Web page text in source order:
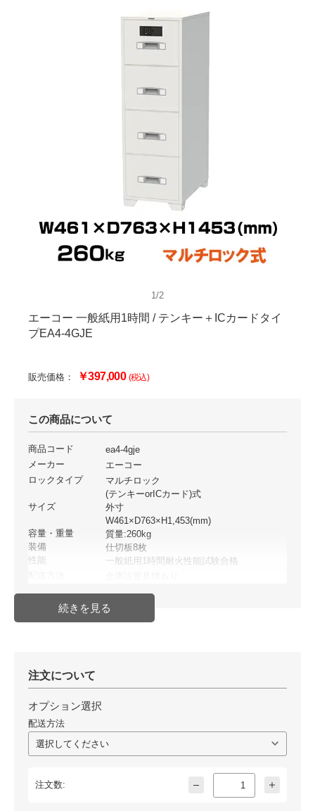
【オフィス・事務用機器】
1/2
エーコー 一般紙用1時間 / テンキー＋ICカードタイ
プEA4-4GJE
販売価格： ￥397,000 (税込)
この商品について
商品コード
ea4-4gje
メーカー
エーコー
ロックタイプ
マルチロック
(テンキーorICカード)式
サイズ
外寸
W461×D763×H1,453(mm)
容量・重量
質量:260kg
装備
仕切板8枚
性能
一般紙用1時間耐火性能試験合格
発送日目安
メーカー直送品＊納期約1～2週間
程度
JAN
注文について
オプション選択
配送方法
注文数: